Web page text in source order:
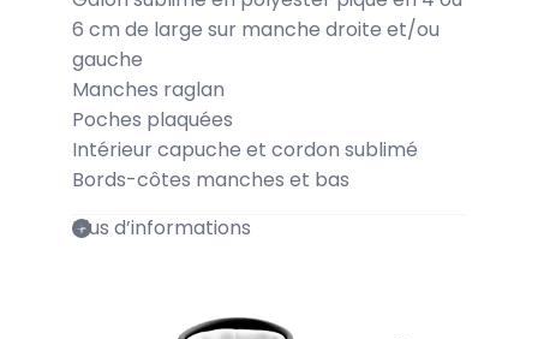
6 cm de large sur manche droite et/ou
gauche
Manches raglan
Poches plaquées
Intérieur capuche et cordon sublimé
Bords-côtes manches et bas
Plus d’informations